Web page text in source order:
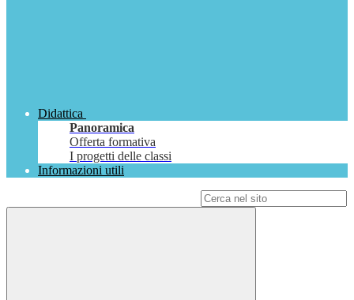
Didattica
Panoramica
Offerta formativa
I progetti delle classi
Informazioni utili